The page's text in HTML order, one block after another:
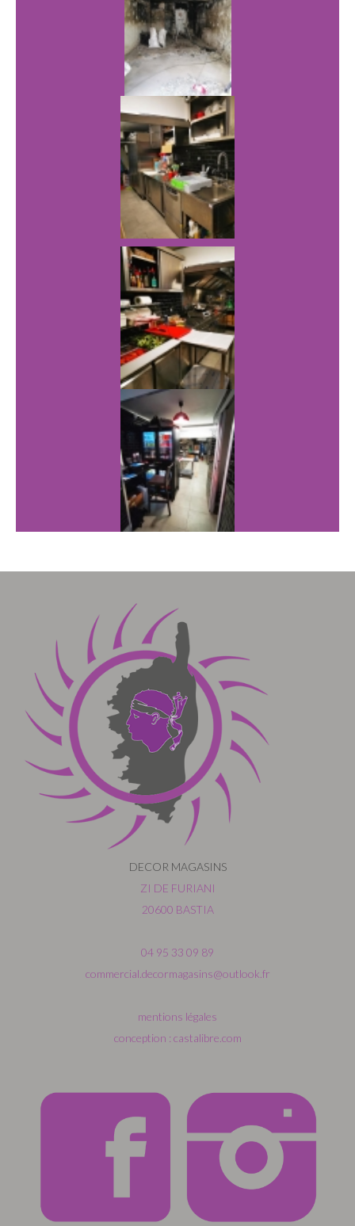
DECOR MAGASINS
ZI DE FURIANI
20600 BASTIA
04 95 33 09 89
commercial.decormagasins@outlook.fr
mentions légales
conception : castalibre.com